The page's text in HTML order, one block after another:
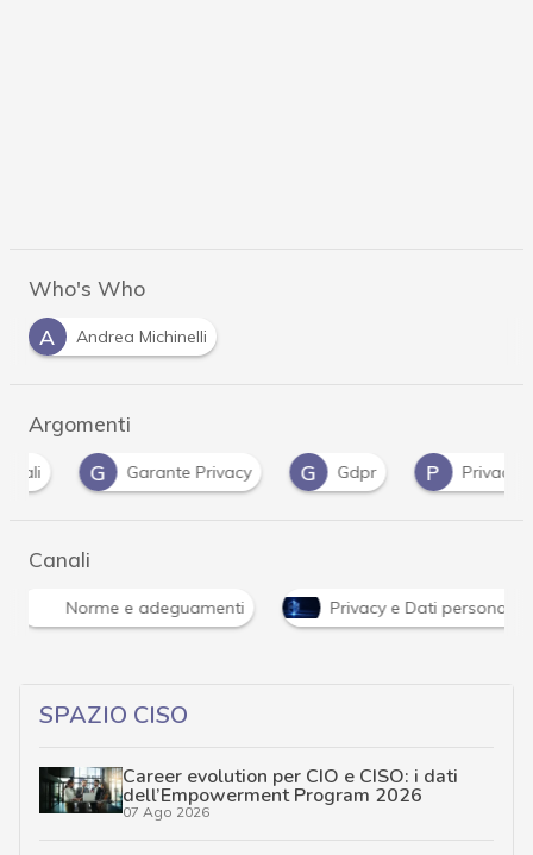
Who's Who
A
Andrea Michinelli
Argomenti
G
Garante Privacy G Gdpr P Privacy
Canali
Norme e adeguamenti Privacy e Dati personali
SPAZIO CISO
Career evolution per CIO e CISO: i dati
dell’Empowerment Program 2026
07 Ago 2026